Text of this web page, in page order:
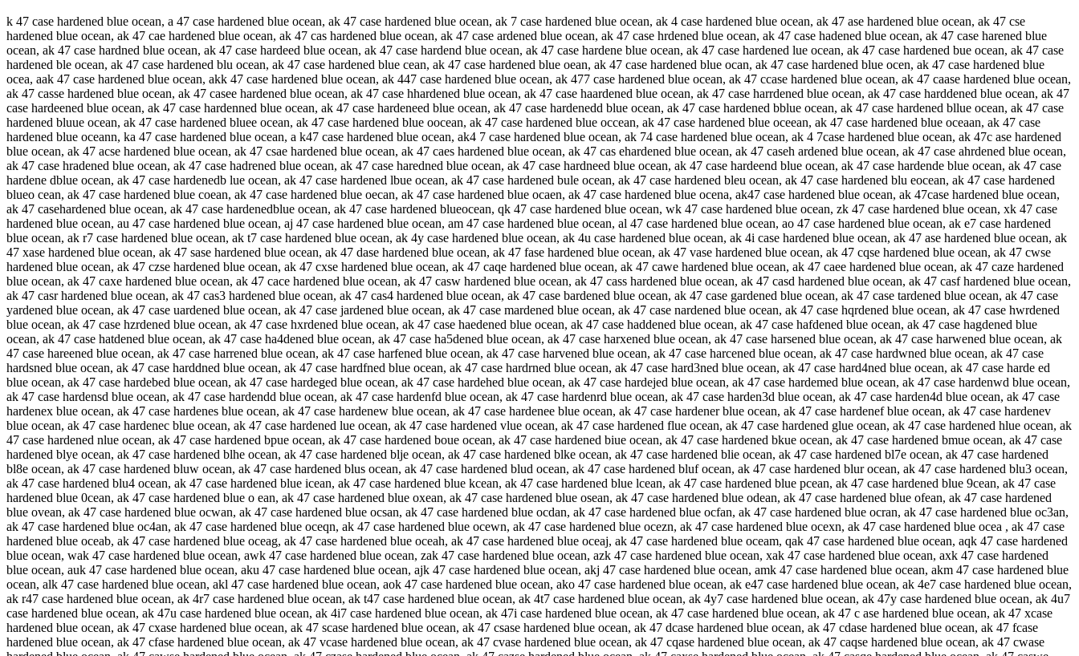
k 47 case hardened blue ocean, a 47 case hardened blue ocean, ak 47 case hardened blue ocean, ak 7 case hardened blue ocean, ak 4 case hardened blue ocean, ak 47 ase hardened blue ocean, ak 47 cse hardened blue ocean, ak 47 cae hardened blue ocean, ak 47 cas hardened blue ocean, ak 47 case ardened blue ocean, ak 47 case hrdened blue ocean, ak 47 case hadened blue ocean, ak 47 case harened blue ocean, ak 47 case hardned blue ocean, ak 47 case hardeed blue ocean, ak 47 case hardend blue ocean, ak 47 case hardene blue ocean, ak 47 case hardened lue ocean, ak 47 case hardened bue ocean, ak 47 case hardened ble ocean, ak 47 case hardened blu ocean, ak 47 case hardened blue cean, ak 47 case hardened blue oean, ak 47 case hardened blue ocan, ak 47 case hardened blue ocen, ak 47 case hardened blue ocea, aak 47 case hardened blue ocean, akk 47 case hardened blue ocean, ak 447 case hardened blue ocean, ak 477 case hardened blue ocean, ak 47 ccase hardened blue ocean, ak 47 caase hardened blue ocean, ak 47 casse hardened blue ocean, ak 47 casee hardened blue ocean, ak 47 case hhardened blue ocean, ak 47 case haardened blue ocean, ak 47 case harrdened blue ocean, ak 47 case harddened blue ocean, ak 47 case hardeened blue ocean, ak 47 case hardenned blue ocean, ak 47 case hardeneed blue ocean, ak 47 case hardenedd blue ocean, ak 47 case hardened bblue ocean, ak 47 case hardened bllue ocean, ak 47 case hardened bluue ocean, ak 47 case hardened bluee ocean, ak 47 case hardened blue oocean, ak 47 case hardened blue occean, ak 47 case hardened blue oceean, ak 47 case hardened blue oceaan, ak 47 case hardened blue oceann, ka 47 case hardened blue ocean, a k47 case hardened blue ocean, ak4 7 case hardened blue ocean, ak 74 case hardened blue ocean, ak 4 7case hardened blue ocean, ak 47c ase hardened blue ocean, ak 47 acse hardened blue ocean, ak 47 csae hardened blue ocean, ak 47 caes hardened blue ocean, ak 47 cas ehardened blue ocean, ak 47 caseh ardened blue ocean, ak 47 case ahrdened blue ocean, ak 47 case hradened blue ocean, ak 47 case hadrened blue ocean, ak 47 case haredned blue ocean, ak 47 case hardneed blue ocean, ak 47 case hardeend blue ocean, ak 47 case hardende blue ocean, ak 47 case hardene dblue ocean, ak 47 case hardenedb lue ocean, ak 47 case hardened lbue ocean, ak 47 case hardened bule ocean, ak 47 case hardened bleu ocean, ak 47 case hardened blu eocean, ak 47 case hardened blueo cean, ak 47 case hardened blue coean, ak 47 case hardened blue oecan, ak 47 case hardened blue ocaen, ak 47 case hardened blue ocena, ak47 case hardened blue ocean, ak 47case hardened blue ocean, ak 47 casehardened blue ocean, ak 47 case hardenedblue ocean, ak 47 case hardened blueocean, qk 47 case hardened blue ocean, wk 47 case hardened blue ocean, zk 47 case hardened blue ocean, xk 47 case hardened blue ocean, au 47 case hardened blue ocean, aj 47 case hardened blue ocean, am 47 case hardened blue ocean, al 47 case hardened blue ocean, ao 47 case hardened blue ocean, ak e7 case hardened blue ocean, ak r7 case hardened blue ocean, ak t7 case hardened blue ocean, ak 4y case hardened blue ocean, ak 4u case hardened blue ocean, ak 4i case hardened blue ocean, ak 47 ase hardened blue ocean, ak 47 xase hardened blue ocean, ak 47 sase hardened blue ocean, ak 47 dase hardened blue ocean, ak 47 fase hardened blue ocean, ak 47 vase hardened blue ocean, ak 47 cqse hardened blue ocean, ak 47 cwse hardened blue ocean, ak 47 czse hardened blue ocean, ak 47 cxse hardened blue ocean, ak 47 caqe hardened blue ocean, ak 47 cawe hardened blue ocean, ak 47 caee hardened blue ocean, ak 47 caze hardened blue ocean, ak 47 caxe hardened blue ocean, ak 47 cace hardened blue ocean, ak 47 casw hardened blue ocean, ak 47 cass hardened blue ocean, ak 47 casd hardened blue ocean, ak 47 casf hardened blue ocean, ak 47 casr hardened blue ocean, ak 47 cas3 hardened blue ocean, ak 47 cas4 hardened blue ocean, ak 47 case bardened blue ocean, ak 47 case gardened blue ocean, ak 47 case tardened blue ocean, ak 47 case yardened blue ocean, ak 47 case uardened blue ocean, ak 47 case jardened blue ocean, ak 47 case mardened blue ocean, ak 47 case nardened blue ocean, ak 47 case hqrdened blue ocean, ak 47 case hwrdened blue ocean, ak 47 case hzrdened blue ocean, ak 47 case hxrdened blue ocean, ak 47 case haedened blue ocean, ak 47 case haddened blue ocean, ak 47 case hafdened blue ocean, ak 47 case hagdened blue ocean, ak 47 case hatdened blue ocean, ak 47 case ha4dened blue ocean, ak 47 case ha5dened blue ocean, ak 47 case harxened blue ocean, ak 47 case harsened blue ocean, ak 47 case harwened blue ocean, ak 47 case hareened blue ocean, ak 47 case harrened blue ocean, ak 47 case harfened blue ocean, ak 47 case harvened blue ocean, ak 47 case harcened blue ocean, ak 47 case hardwned blue ocean, ak 47 case hardsned blue ocean, ak 47 case harddned blue ocean, ak 47 case hardfned blue ocean, ak 47 case hardrned blue ocean, ak 47 case hard3ned blue ocean, ak 47 case hard4ned blue ocean, ak 47 case harde ed blue ocean, ak 47 case hardebed blue ocean, ak 47 case hardeged blue ocean, ak 47 case hardehed blue ocean, ak 47 case hardejed blue ocean, ak 47 case hardemed blue ocean, ak 47 case hardenwd blue ocean, ak 47 case hardensd blue ocean, ak 47 case hardendd blue ocean, ak 47 case hardenfd blue ocean, ak 47 case hardenrd blue ocean, ak 47 case harden3d blue ocean, ak 47 case harden4d blue ocean, ak 47 case hardenex blue ocean, ak 47 case hardenes blue ocean, ak 47 case hardenew blue ocean, ak 47 case hardenee blue ocean, ak 47 case hardener blue ocean, ak 47 case hardenef blue ocean, ak 47 case hardenev blue ocean, ak 47 case hardenec blue ocean, ak 47 case hardened lue ocean, ak 47 case hardened vlue ocean, ak 47 case hardened flue ocean, ak 47 case hardened glue ocean, ak 47 case hardened hlue ocean, ak 47 case hardened nlue ocean, ak 47 case hardened bpue ocean, ak 47 case hardened boue ocean, ak 47 case hardened biue ocean, ak 47 case hardened bkue ocean, ak 47 case hardened bmue ocean, ak 47 case hardened blye ocean, ak 47 case hardened blhe ocean, ak 47 case hardened blje ocean, ak 47 case hardened blke ocean, ak 47 case hardened blie ocean, ak 47 case hardened bl7e ocean, ak 47 case hardened bl8e ocean, ak 47 case hardened bluw ocean, ak 47 case hardened blus ocean, ak 47 case hardened blud ocean, ak 47 case hardened bluf ocean, ak 47 case hardened blur ocean, ak 47 case hardened blu3 ocean, ak 47 case hardened blu4 ocean, ak 47 case hardened blue icean, ak 47 case hardened blue kcean, ak 47 case hardened blue lcean, ak 47 case hardened blue pcean, ak 47 case hardened blue 9cean, ak 47 case hardened blue 0cean, ak 47 case hardened blue o ean, ak 47 case hardened blue oxean, ak 47 case hardened blue osean, ak 47 case hardened blue odean, ak 47 case hardened blue ofean, ak 47 case hardened blue ovean, ak 47 case hardened blue ocwan, ak 47 case hardened blue ocsan, ak 47 case hardened blue ocdan, ak 47 case hardened blue ocfan, ak 47 case hardened blue ocran, ak 47 case hardened blue oc3an, ak 47 case hardened blue oc4an, ak 47 case hardened blue oceqn, ak 47 case hardened blue ocewn, ak 47 case hardened blue ocezn, ak 47 case hardened blue ocexn, ak 47 case hardened blue ocea , ak 47 case hardened blue oceab, ak 47 case hardened blue oceag, ak 47 case hardened blue oceah, ak 47 case hardened blue oceaj, ak 47 case hardened blue oceam, qak 47 case hardened blue ocean, aqk 47 case hardened blue ocean, wak 47 case hardened blue ocean, awk 47 case hardened blue ocean, zak 47 case hardened blue ocean, azk 47 case hardened blue ocean, xak 47 case hardened blue ocean, axk 47 case hardened blue ocean, auk 47 case hardened blue ocean, aku 47 case hardened blue ocean, ajk 47 case hardened blue ocean, akj 47 case hardened blue ocean, amk 47 case hardened blue ocean, akm 47 case hardened blue ocean, alk 47 case hardened blue ocean, akl 47 case hardened blue ocean, aok 47 case hardened blue ocean, ako 47 case hardened blue ocean, ak e47 case hardened blue ocean, ak 4e7 case hardened blue ocean, ak r47 case hardened blue ocean, ak 4r7 case hardened blue ocean, ak t47 case hardened blue ocean, ak 4t7 case hardened blue ocean, ak 4y7 case hardened blue ocean, ak 47y case hardened blue ocean, ak 4u7 case hardened blue ocean, ak 47u case hardened blue ocean, ak 4i7 case hardened blue ocean, ak 47i case hardened blue ocean, ak 47 case hardened blue ocean, ak 47 c ase hardened blue ocean, ak 47 xcase hardened blue ocean, ak 47 cxase hardened blue ocean, ak 47 scase hardened blue ocean, ak 47 csase hardened blue ocean, ak 47 dcase hardened blue ocean, ak 47 cdase hardened blue ocean, ak 47 fcase hardened blue ocean, ak 47 cfase hardened blue ocean, ak 47 vcase hardened blue ocean, ak 47 cvase hardened blue ocean, ak 47 cqase hardened blue ocean, ak 47 caqse hardened blue ocean, ak 47 cwase hardened blue ocean, ak 47 cawse hardened blue ocean, ak 47 czase hardened blue ocean, ak 47 cazse hardened blue ocean, ak 47 caxse hardened blue ocean, ak 47 casqe hardened blue ocean, ak 47 caswe hardened blue ocean, ak 47 caese hardened blue ocean, ak 47 casze hardened blue ocean, ak 47 casxe hardened blue ocean, ak 47 cacse hardened blue ocean, ak 47 casce hardened blue ocean, ak 47 casew hardened blue ocean, ak 47 cases hardened blue ocean, ak 47 casde hardened blue ocean, ak 47 cased hardened blue ocean, ak 47 casfe hardened blue ocean, ak 47 casef hardened blue ocean, ak 47 casre hardened blue ocean, ak 47 caser hardened blue ocean, ak 47 cas3e hardened blue ocean, ak 47 case3 hardened blue ocean, ak 47 cas4e hardened blue ocean, ak 47 case4 hardened blue ocean, ak 47 case bhardened blue ocean, ak 47 case hbardened blue ocean, ak 47 case ghardened blue ocean, ak 47 case hgardened blue ocean, ak 47 case thardened blue ocean, ak 47 case htardened blue ocean, ak 47 case yhardened blue ocean, ak 47 case hyardened blue ocean, ak 47 case uhardened blue ocean, ak 47 case huardened blue ocean, ak 47